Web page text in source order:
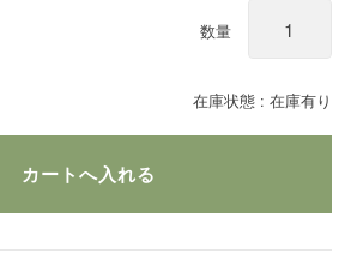
在庫状態 : 在庫有り
数量